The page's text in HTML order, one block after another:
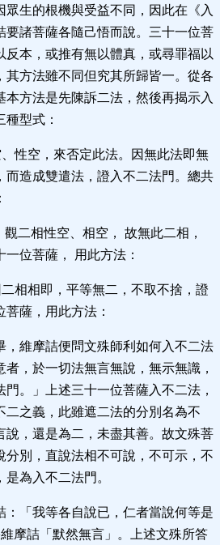
眾生的根機與受益不同，因此在《入
要諸菩薩各隨己悟而說。三十一位菩
反本，或推有無以體真，或尋罪福以
其方法雖不同但究其所歸皆一。從各
本方法是先陳訴二法，然後再揭示入
型式：
性空，來否定此法。因無此法即無
而造成雙遣法，證入不二法門。總共
二相性空、相空， 故無此二相，
位菩薩， 用此方法：
相相即，平等無二，不取不捨，證
薩，用此方法：
，維摩詰便問文殊師利如何入不二法
，於一切法無言無說，無示無識，
。」上述三十一位菩薩入不二法，
二之義，此雖遮二法的分別名為不
說，還是為二，未盡其善。故文殊菩
分別，直說法相不可說，不可示，不
為入不二法門。
：「我等各自說已，仁者當說何等是
摩詰「默然無言」。上述文殊所答